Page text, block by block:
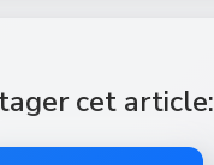
cet article: